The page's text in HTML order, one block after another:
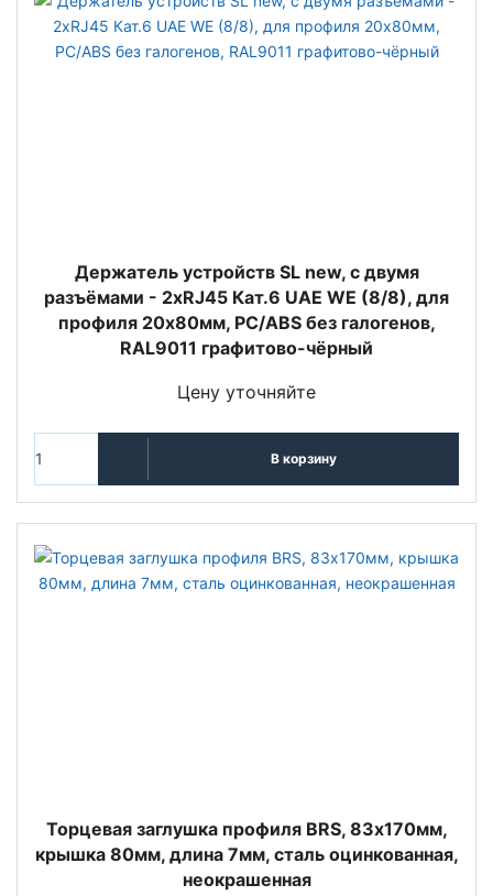
Держатель устройств SL new, c двумя
разъёмами - 2xRJ45 Кат.6 UAE WE (8/8), для
профиля 20х80мм, PC/ABS без галогенов,
RAL9011 графитово-чёрный
Цену уточняйте
В корзину
Торцевая заглушка профиля BRS, 83х170мм,
крышка 80мм, длина 7мм, сталь оцинкованная,
неокрашенная